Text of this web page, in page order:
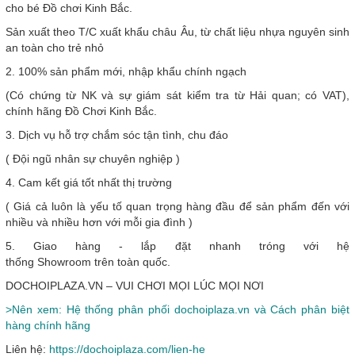
cho bé Đồ chơi Kinh Bắc.
Sản xuất theo T/C xuất khẩu châu Âu, từ chất liệu nhựa nguyên sinh
an toàn cho trẻ nhỏ
2. 100% sản phẩm mới, nhập khẩu chính ngạch
(Có chứng từ NK và sự giám sát kiểm tra từ Hải quan; có VAT),
chính hãng Đồ Chơi Kinh Bắc.
3. Dịch vụ hỗ trợ chắm sóc tận tình, chu đáo
( Đội ngũ nhân sự chuyên nghiệp )
4. Cam kết giá tốt nhất thị trường
( Giá cả luôn là yếu tố quan trọng hàng đầu để sản phẩm đến với
nhiều và nhiều hơn với mỗi gia đình )
5. Giao hàng - lắp đặt nhanh tróng với hệ
thống Showroom trên toàn quốc.
DOCHOIPLAZA.VN – VUI CHƠI MỌI LÚC MỌI NƠI
>Nên xem: Hệ thống phân phối dochoiplaza.vn và Cách phân biệt
hàng chính hãng
Liên hệ: https://dochoiplaza.com/lien-he